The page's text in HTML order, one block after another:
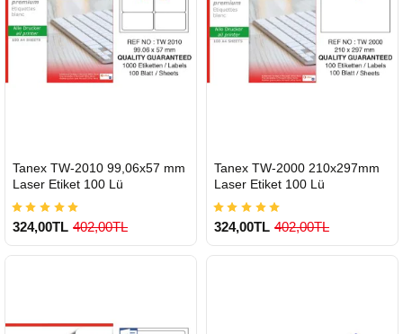
900 TL Üzeri Kargo Ücretsiz 900 TL Üzeri Kargo Ücretsiz
GÖNDERİ
Tanex TW-2010 99,06x57 mm
Laser Etiket 100 Lü
324,00TL 402,00TL
GÖNDERİ
Tanex TW-2000 210x297mm
Laser Etiket 100 Lü
324,00TL 402,00TL